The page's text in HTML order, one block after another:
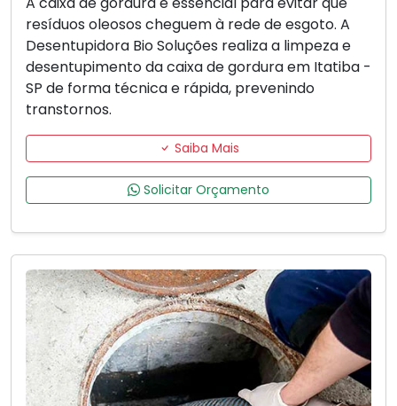
resíduos oleosos cheguem à rede de esgoto. A
Desentupidora Bio Soluções realiza a limpeza e
desentupimento da caixa de gordura em Itatiba -
SP de forma técnica e rápida, prevenindo
transtornos.
Saiba Mais
Solicitar Orçamento